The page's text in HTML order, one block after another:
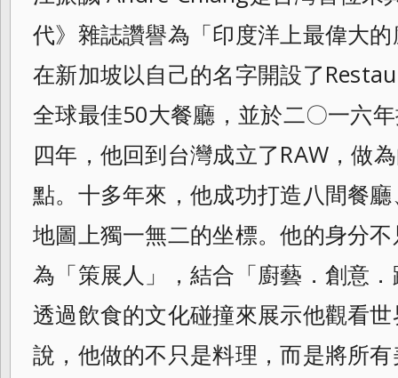
代》雜誌讚譽為「印度洋上最偉大
在新加坡以自己的名字開設了
全球最佳50大餐廳，並於二〇一六
四年，他回到台灣成立了RAW，做
點。十多年來，他成功打造八間餐
地圖上獨一無二的坐標。他的身分
為「策展人」，結合「廚藝．創意
透過飲食的文化碰撞來展示他觀看
說，他做的不只是料理，而是將所